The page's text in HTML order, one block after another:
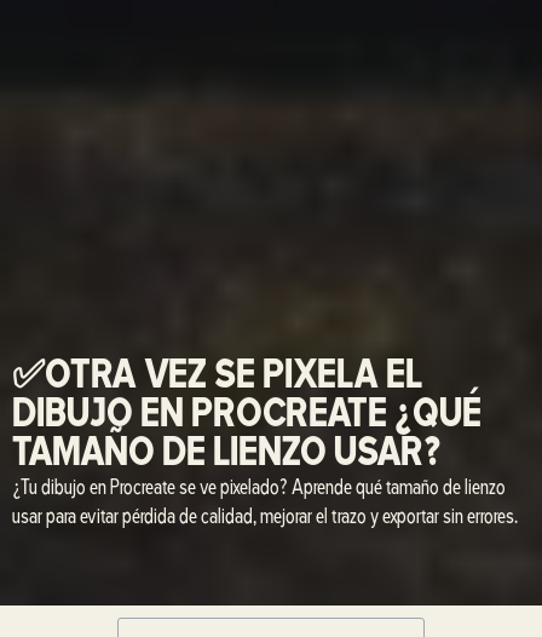
✅OTRA VEZ SE PIXELA EL
DIBUJO EN PROCREATE ¿QUÉ
TAMAÑO DE LIENZO USAR?
¿Tu dibujo en Procreate se ve pixelado? Aprende qué tamaño de lienzo
usar para evitar pérdida de calidad, mejorar el trazo y exportar sin errores.